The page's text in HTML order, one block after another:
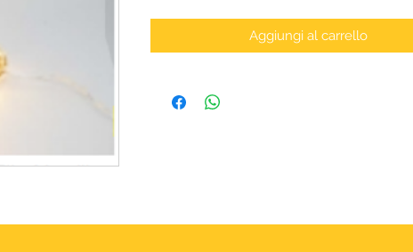
Aggiungi al carrello